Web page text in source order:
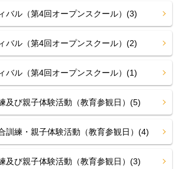
バル（第4回オープンスクール）(3)
バル（第4回オープンスクール）(2)
バル（第4回オープンスクール）(1)
及び親子体験活動（教育参観日）(5)
訓練・親子体験活動（教育参観日）(4)
及び親子体験活動（教育参観日）(3)